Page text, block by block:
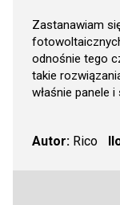
Zastanawiam
odnośnie tego
takie
właśnie panele
Autor: Rico